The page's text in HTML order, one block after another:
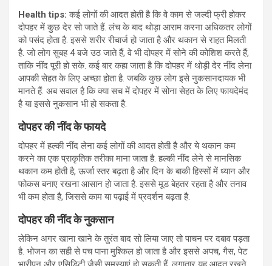
Health tips:कई लोगों की आदत होती है कि वे काम से जल्दी फ्री होकर
दोपहर में कुछ देर सो जाते हैं. लंच के बाद थोड़ा आराम करना अधिकतर लोगों
को पसंद होता है. इससे शरीर रीचार्ज हो जाता है और थकान से राहत मिलती
है. जो लोग सुबह 4 बजे उठ जाते हैं, वे भी दोपहर में सोने की कोशिश करते हैं,
ताकि नींद पूरी हो सके. कई बार कहा जाता है कि दोपहर में थोड़ी देर नींद लेना
आपकी सेहत के लिए अच्छा होता है. जबकि कुछ लोग इसे नुकसानदायक भी
मानते हैं. अब सवाल है कि क्या सच में दोपहर में सोना सेहत के लिए फायदेमंद
है या इससे नुकसान भी हो सकता है.
दोपहर की नींद के फायदे
दोपहर में हल्की नींद लेना कई लोगों की आदत होती है और ये थकान कम
करने का एक प्राकृतिक तरीका माना जाता है. हल्की नींद लेने से मानसिक
थकान कम होती है, ऊर्जा स्तर बढ़ता है और दिन के बाकी हिस्सों में ध्यान और
फोकस बनाए रखना आसान हो जाता है. इससे मूड बेहतर रहता है और तनाव
भी कम होता है, जिससे काम या पढ़ाई में प्रदर्शन बढ़ता है.
दोपहर की नींद के नुकसान
लेकिन अगर खाना खाने के तुरंत बाद सो लिया जाए तो पाचन पर दबाव पड़ता
है. भोजन का सही से पच पाना मुश्किल हो जाता है और इससे अपच, गैस, पेट